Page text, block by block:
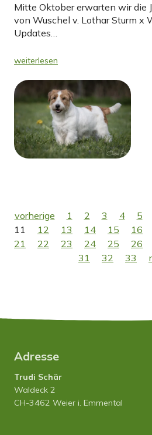
Mitte Oktober erwarten wir die
von Wuschel v. Lothar Sturm x
Updates…
weiterlesen
vorherige 1 2 3 4 5
11
12 13 14 15 16
21
22 23 24 25 26
31
32 33
Adresse
Trudi Schär
Waldeck 2
CH-3462 Weier i. Emmental